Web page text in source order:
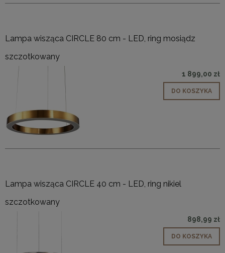
Lampa wisząca CIRCLE 80 cm - LED, ring mosiądz
szczotkowany
1 899,00 zł
DO KOSZYKA
Lampa wisząca CIRCLE 40 cm - LED, ring nikiel
szczotkowany
898,99 zł
DO KOSZYKA